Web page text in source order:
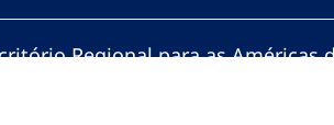
Regional para as Américas